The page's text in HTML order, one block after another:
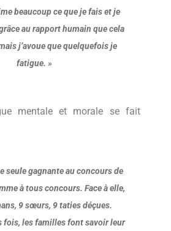
beaucoup ce que je fais et je
au rapport humain que cela
j’avoue que quelquefois je
fatigue. »
mentale et morale se fait
seule gagnante au concours de
à tous concours. Face à elle,
9 sœurs, 9 taties déçues.
fois, les familles font savoir leur